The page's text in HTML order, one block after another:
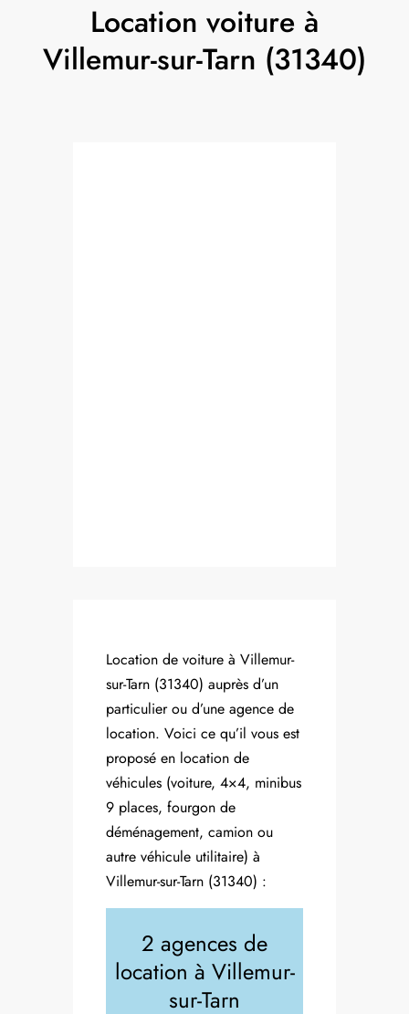
Location voiture à
Villemur-sur-Tarn (31340)
Location de voiture à Villemur-
sur-Tarn (31340) auprès d’un
particulier ou d’une agence de
location. Voici ce qu’il vous est
proposé en location de
véhicules (voiture, 4×4, minibus
9 places, fourgon de
déménagement, camion ou
autre véhicule utilitaire) à
Villemur-sur-Tarn (31340) :
2 agences de
location à Villemur-
sur-Tarn